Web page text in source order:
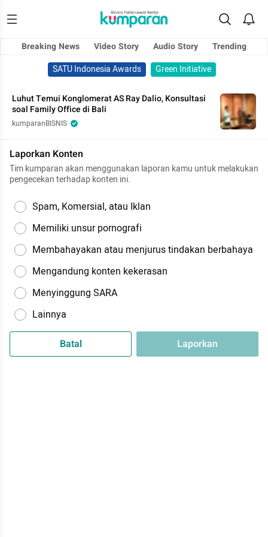
Breaking News Video Story Audio Story
Trending
SATU Indonesia Awards
Green Initiative
Luhut Temui Konglomerat AS Ray Dalio, Konsultasi
soal Family Office di Bali
kumparanBISNIS
Laporkan Konten
Tim kumparan akan menggunakan laporan kamu untuk melakukan
pengecekan terhadap konten ini.
Spam, Komersial, atau Iklan
Memiliki unsur pornografi
Membahayakan atau menjurus tindakan berbahaya
Mengandung konten kekerasan
Menyinggung SARA
Lainnya
Batal Laporkan